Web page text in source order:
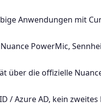
Anwendungen mit
PowerMic,
über die offizielle
/ Azure AD, kein zweites